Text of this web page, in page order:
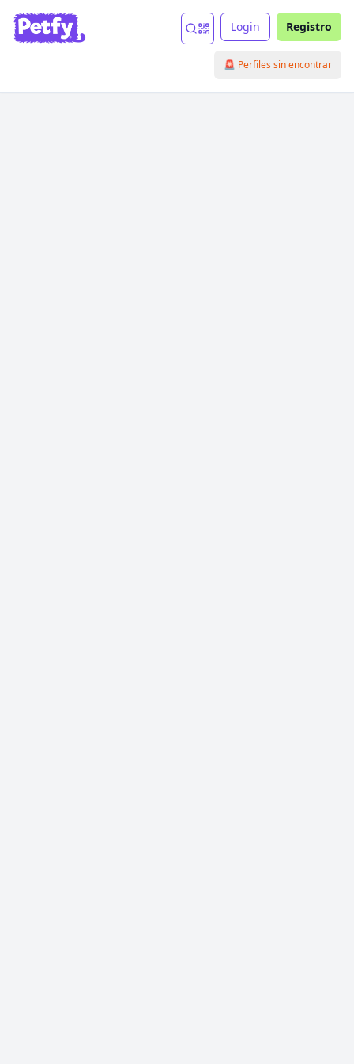
Login Registro
🚨 Perfiles sin encontrar